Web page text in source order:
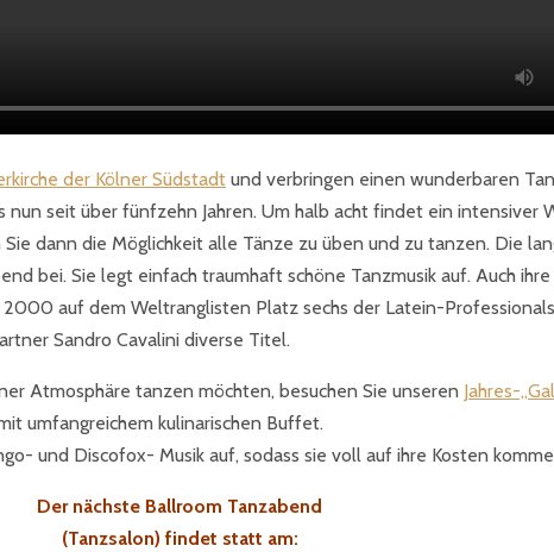
der Kölner Südstadt und verbringen einen wunderbaren
seit über fünfzehn Jahren. Um halb acht findet ein intensiver
dann die Möglichkeit alle Tänze zu üben und zu tanzen. Die
bei. Sie legt einfach traumhaft schöne Tanzmusik auf. Auch
auf dem Weltranglisten Platz sechs der Latein-
Sandro Cavalini diverse Titel.
Atmosphäre tanzen möchten, besuchen Sie unseren Jahres-
umfangreichem kulinarischen Buffet.
und Discofox- Musik auf, sodass sie voll auf ihre Kosten
Der nächste Ballroom Tanzabend
(Tanzsalon) findet statt am: